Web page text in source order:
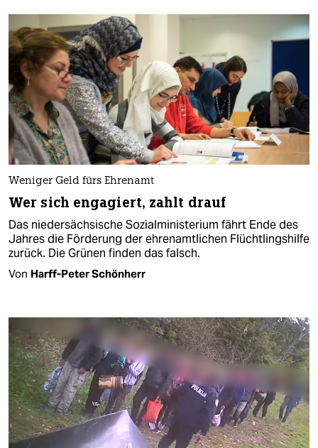
Weniger Geld fürs Ehrenamt
Wer sich engagiert, zahlt drauf
Das niedersächsische Sozialministerium fährt Ende des
Jahres die Förderung der ehrenamtlichen Flüchtlingshilfe
zurück. Die Grünen finden das falsch.
Von Harff-Peter Schönherr